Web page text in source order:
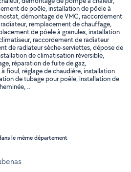
de poêle, installation de pôele à
démontage de VMC, raccordement
remplacement de chauffage,
de pôele à granules, installation
raccordement de radiateur
de radiateur sèche-serviettes, dépose de
de climatisation réversible,
réparation de fuite de gaz,
fioul, réglage de chaudière, installation
de tubage pour poêle, installation de
..
le même département